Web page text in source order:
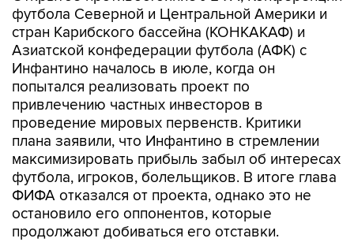
футбола Северной и Центральной Америки и
стран Карибского бассейна (КОНКАКАФ) и
Азиатской конфедерации футбола (АФК) с
Инфантино началось в июле, когда он
попытался реализовать проект по
привлечению частных инвесторов в
проведение мировых первенств. Критики
плана заявили, что Инфантино в стремлении
максимизировать прибыль забыл об интересах
футбола, игроков, болельщиков. В итоге глава
ФИФА отказался от проекта, однако это не
остановило его оппонентов, которые
продолжают добиваться его отставки.